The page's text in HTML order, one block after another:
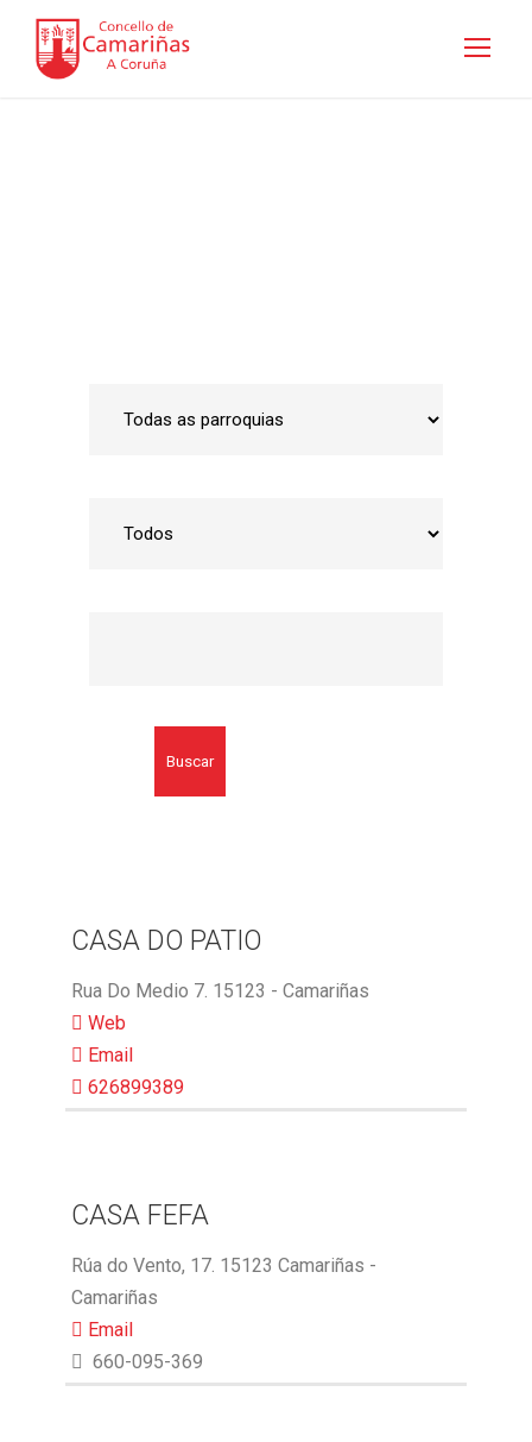
Buscar
CASA DO PATIO
Rua Do Medio 7. 15123 - Camariñas
Web
Email
626899389
CASA FEFA
Rúa do Vento, 17. 15123 Camariñas -
Camariñas
Email
660-095-369